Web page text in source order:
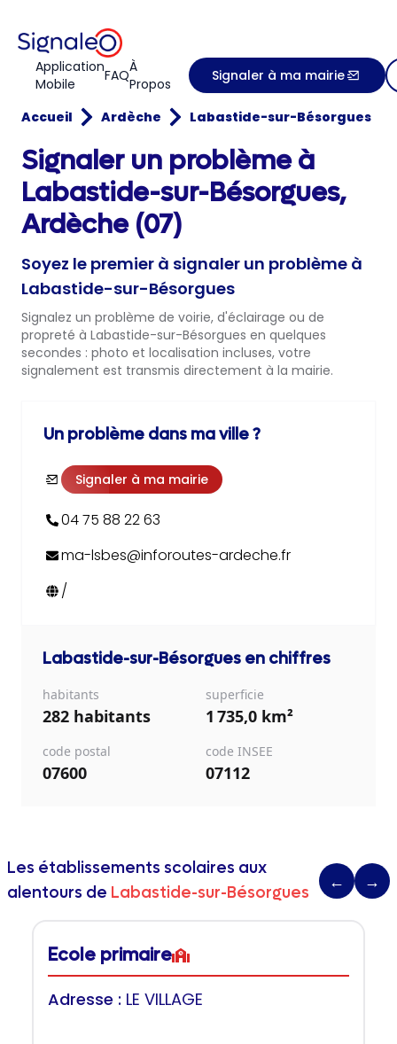
Application
Mobile
FAQÀ
Propos
Signaler à ma mairie
Accueil Ardèche Labastide-sur-Bésorgues
Signaler un problème à
Labastide-sur-Bésorgues,
Ardèche (07)
Soyez le premier à signaler un problème à
Labastide-sur-Bésorgues
Signalez un problème de voirie, d'éclairage ou de
propreté à Labastide-sur-Bésorgues en quelques
secondes : photo et localisation incluses, votre
signalement est transmis directement à la mairie.
Un problème dans ma ville ?
Signaler à ma mairie
04 75 88 22 63
ma-lsbes@inforoutes-ardeche.fr
/
Labastide-sur-Bésorgues en chiffres
habitants
282 habitants
superficie
1 735,0 km²
code postal
07600
code INSEE
07112
Les établissements scolaires aux
alentours de Labastide-sur-Bésorgues
← →
Ecole primaire
Adresse : LE VILLAGE